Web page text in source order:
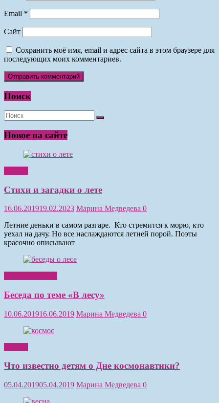
Email *
Сайт
Сохранить моё имя, email и адрес сайта в этом браузере для
последующих моих комментариев.
Поиск
Новое на сайте
Стихи и загадки о лете
16.06.201919.02.2023 Марина Медведева 0
Летние деньки в самом разгаре. Кто стремится к морю, кто
уехал на дачу. Но все наслаждаются летней порой. Поэты
красочно описывают
Беседа по теме «В лесу»
10.06.201916.06.2019 Марина Медведева 0
Что известно детям о Дне космонавтики?
05.04.201905.04.2019 Марина Медведева 0